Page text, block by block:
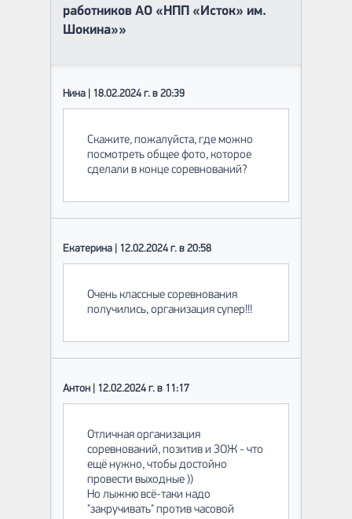
работников АО «НПП «Исток» им.
Шокина»»
Нина | 18.02.2024 г. в 20:39
Скажите, пожалуйста, где можно
посмотреть общее фото, которое
сделали в конце соревнований?
Екатерина | 12.02.2024 г. в 20:58
Очень классные соревнования
получились, организация супер!!!
Антон | 12.02.2024 г. в 11:17
Отличная организация
соревнований, позитив и ЗОЖ - что
ещё нужно, чтобы достойно
провести выходные ))
Но лыжню всё-таки надо
"закручивать" против часовой